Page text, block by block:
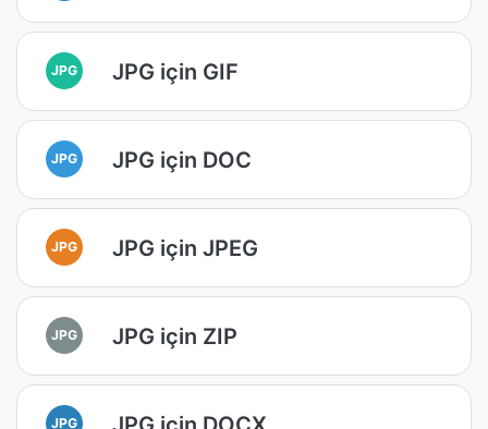
JPG JPG için GIF
JPG JPG için DOC
JPG JPG için JPEG
JPG JPG için ZIP
JPG